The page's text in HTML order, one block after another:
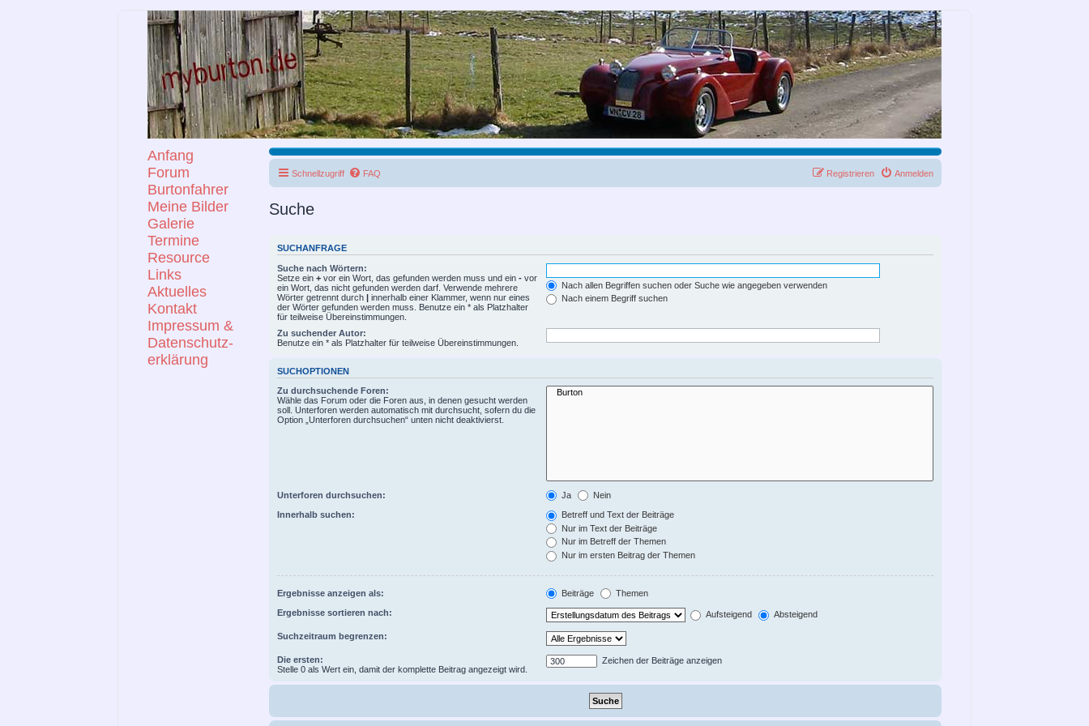
Anfang
Forum
Burtonfahrer
Meine Bilder
Galerie
Termine
Resource
Links
Aktuelles
Kontakt
Impressum &
Datenschutz-
erklärung
Schnellzugriff FAQ Anmelden
Registrieren
Suche
SUCHANFRAGE
Suche nach Wörtern:
Setze ein + vor ein Wort, das gefunden werden muss und ein - vor
ein Wort, das nicht gefunden werden darf. Verwende mehrere
Wörter getrennt durch | innerhalb einer Klammer, wenn nur eines
der Wörter gefunden werden muss. Benutze ein * als Platzhalter
für teilweise Übereinstimmungen.
Nach allen Begriffen suchen oder Suche wie angegeben verwenden
Nach einem Begriff suchen
Zu suchender Autor:
Benutze ein * als Platzhalter für teilweise Übereinstimmungen.
SUCHOPTIONEN
Zu durchsuchende Foren:
Wähle das Forum oder die Foren aus, in denen gesucht werden
soll. Unterforen werden automatisch mit durchsucht, sofern du die
Option „Unterforen durchsuchen“ unten nicht deaktivierst.
Unterforen durchsuchen: Ja Nein
Innerhalb suchen:
Betreff und Text der Beiträge
Nur im Text der Beiträge
Nur im Betreff der Themen
Nur im ersten Beitrag der Themen
Ergebnisse anzeigen als: Beiträge Themen
Ergebnisse sortieren nach: Aufsteigend Absteigend
Suchzeitraum begrenzen:
Die ersten:
Stelle 0 als Wert ein, damit der komplette Beitrag angezeigt wird.
Zeichen der Beiträge anzeigen